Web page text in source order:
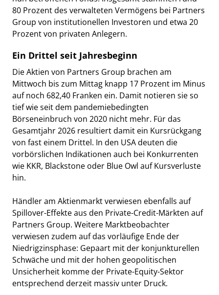
80 Prozent des verwalteten Vermögens bei Partners
Group von institutionellen Investoren und etwa 20
Prozent von privaten Anlegern.
Ein Drittel seit Jahresbeginn
Die Aktien von Partners Group brachen am
Mittwoch bis zum Mittag knapp 17 Prozent im Minus
auf noch 682,40 Franken ein. Damit notieren sie so
tief wie seit dem pandemiebedingten
Börseneinbruch von 2020 nicht mehr. Für das
Gesamtjahr 2026 resultiert damit ein Kursrückgang
von fast einem Drittel. In den USA deuten die
vorbörslichen Indikationen auch bei Konkurrenten
wie KKR, Blackstone oder Blue Owl auf Kursverluste
hin.
Händler am Aktienmarkt verwiesen ebenfalls auf
Spillover-Effekte aus den Private-Credit-Märkten auf
Partners Group. Weitere Marktbeobachter
verwiesen zudem auf das vorläufige Ende der
Niedrigzinsphase: Gepaart mit der konjunkturellen
Schwäche und mit der hohen geopolitischen
Unsicherheit komme der Private-Equity-Sektor
entsprechend derzeit massiv unter Druck.